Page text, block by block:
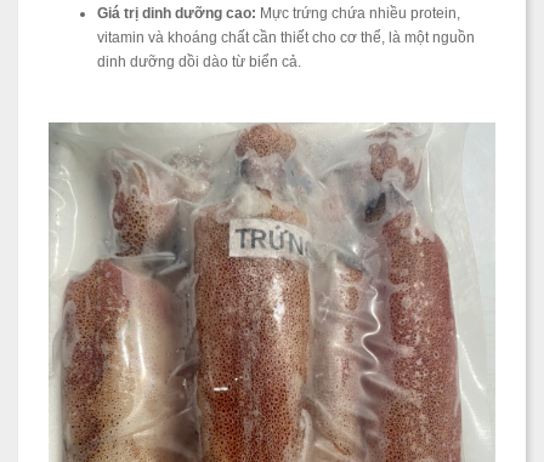
Giá trị dinh dưỡng cao: Mực trứng chứa nhiều protein,
vitamin và khoáng chất cần thiết cho cơ thể, là một nguồn
dinh dưỡng dồi dào từ biển cả.